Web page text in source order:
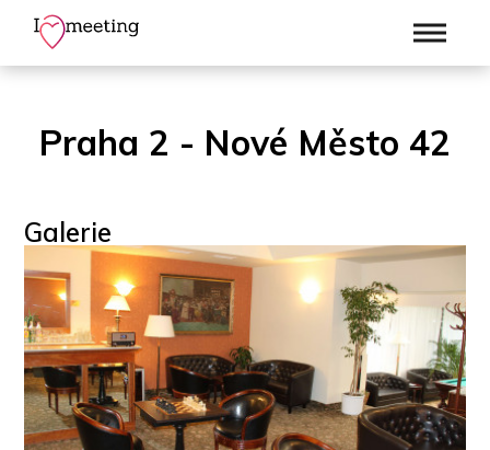
Praha 2 - Nové Město 42
Galerie